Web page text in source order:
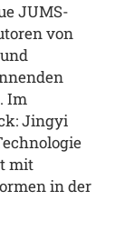
JUMS-
von
Im
Jingyi
mit
in der